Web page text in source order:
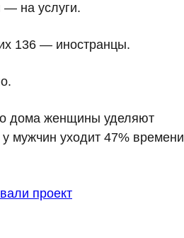
— на услуги.
136 — иностранцы.
дома женщины уделяют
мужчин уходит 47% времени
проект